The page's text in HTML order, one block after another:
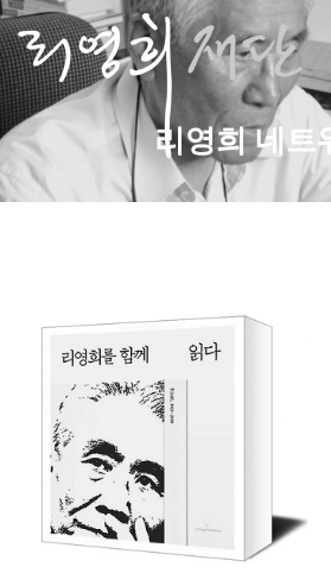
콘
텐
츠
로
바
로
가
기
리영희 네트